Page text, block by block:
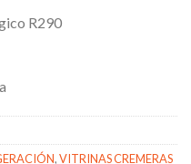
R290
,VITRINAS CREMERAS